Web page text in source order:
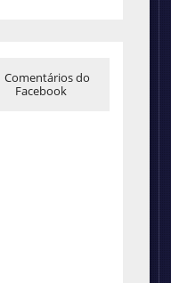
Comentários do
Facebook